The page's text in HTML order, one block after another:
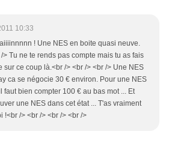
10:33
! Une NES en boite quasi neuve.
> Tu ne te rends pas compte mais tu as fais
sur ce coup là.<br /> <br /> <br /> Une NES
ca se négocie 30 € environ. Pour une NES
faut bien compter 100 € au bas mot ... Et
une NES dans cet état ... T'as vraiment
!<br /> <br /> <br /> <br />